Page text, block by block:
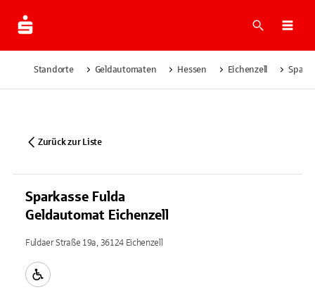
Suche
Standorte Geldautomaten Hessen Eichenzell
Zurück zur Liste
Sparkasse Fulda
Geldautomat Eichenzell
Fuldaer Straße 19a, 36124 Eichenzell